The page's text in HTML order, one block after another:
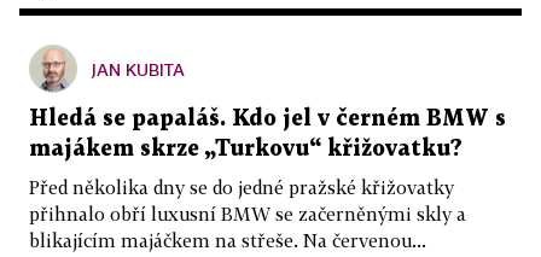
JAN KUBITA
Hledá se papaláš. Kdo jel v černém BMW s
majákem skrze „Turkovu“ křižovatku?
Před několika dny se do jedné pražské křižovatky
přihnalo obří luxusní BMW se začerněnými skly a
blikajícím majáčkem na střeše. Na červenou...